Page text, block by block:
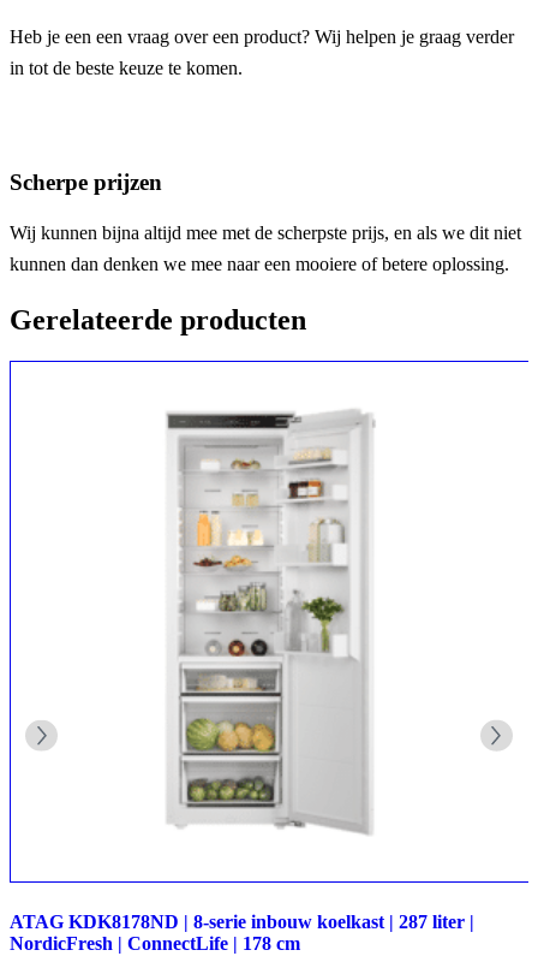
Heb je een een vraag over een product? Wij helpen je graag verder
in tot de beste keuze te komen.
Scherpe prijzen
Wij kunnen bijna altijd mee met de scherpste prijs, en als we dit niet
kunnen dan denken we mee naar een mooiere of betere oplossing.
Gerelateerde producten
ATAG KDK8178ND | 8-serie inbouw koelkast | 287 liter |
NordicFresh | ConnectLife | 178 cm